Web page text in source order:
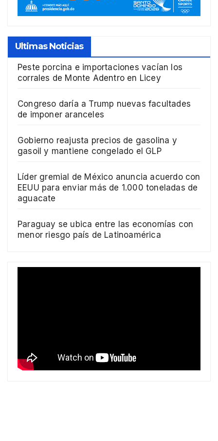
Ultimas Noticias
Peste porcina e importaciones vacían los
corrales de Monte Adentro en Licey
Congreso daría a Trump nuevas facultades
de imponer aranceles
Gobierno reajusta precios de gasolina y
gasoil y mantiene congelado el GLP
Líder gremial de México anuncia acuerdo con
EEUU para enviar más de 1.000 toneladas de
aguacate
Paraguay se ubica entre las economías con
menor riesgo país de Latinoamérica